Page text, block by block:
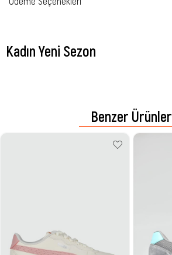
Kadın Yeni Sezon
Benzer Ürünler